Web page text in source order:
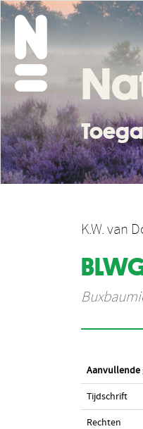
K.W. van
Aanvullende
Tijdschrift
Rechten